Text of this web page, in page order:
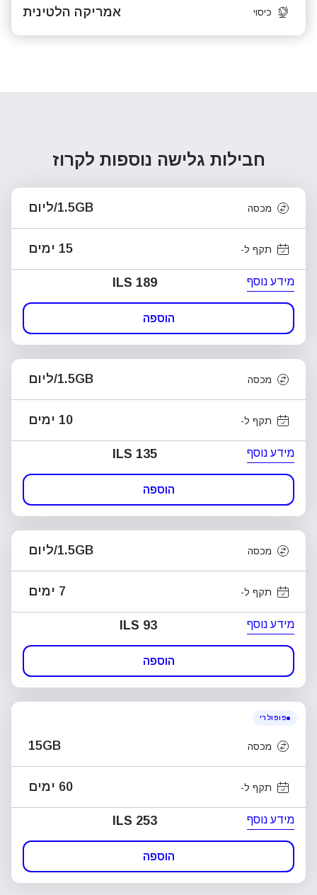
כיסוי אמריקה הלטינית
חבילות גלישה נוספות לקרוז
מכסה 1.5GB/ליום
תקף ל- 15 ימים
מידע נוסף ILS 189
הוספה
מכסה 1.5GB/ליום
תקף ל- 10 ימים
מידע נוסף ILS 135
הוספה
מכסה 1.5GB/ליום
תקף ל- 7 ימים
מידע נוסף ILS 93
הוספה
פופולרי
מכסה 15GB
תקף ל- 60 ימים
מידע נוסף ILS 253
הוספה